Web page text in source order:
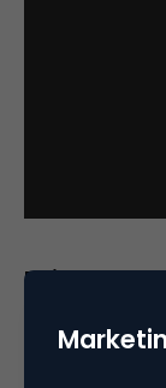
Luisteren: